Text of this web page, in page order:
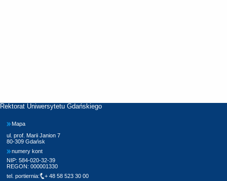
Rektorat Uniwersytetu Gdańskiego
Mapa
ul. prof. Marii Janion 7
80-309 Gdańsk
numery kont
NIP: 584-020-32-39
REGON: 000001330
tel. portiernia:
+ 48 58 523 30 00